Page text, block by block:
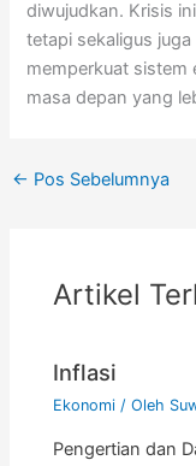
diwujudkan. Krisis
tetapi sekaligus
memperkuat sistem
masa depan yang
← Pos Sebelumnya
Artikel
Inflasi
Ekonomi / Oleh
Pengertian dan